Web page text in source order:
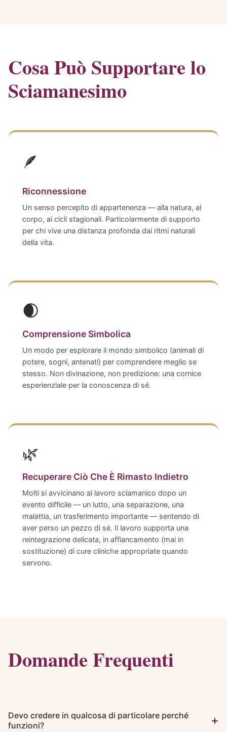
Cosa Può Supportare lo
Sciamanesimo
🪶
Riconnessione
Un senso percepito di appartenenza — alla natura, al
corpo, ai cicli stagionali. Particolarmente di supporto
per chi vive una distanza profonda dai ritmi naturali
della vita.
🌒
Comprensione Simbolica
Un modo per esplorare il mondo simbolico (animali di
potere, sogni, antenati) per comprendere meglio se
stesso. Non divinazione, non predizione: una cornice
esperienziale per la conoscenza di sé.
🌿
Recuperare Ciò Che È Rimasto Indietro
Molti si avvicinano al lavoro sciamanico dopo un
evento difficile — un lutto, una separazione, una
malattia, un trasferimento importante — sentendo di
aver perso un pezzo di sé. Il lavoro supporta una
reintegrazione delicata, in affiancamento (mai in
sostituzione) di cure cliniche appropriate quando
servono.
Domande Frequenti
Devo credere in qualcosa di particolare perché
funzioni?
+